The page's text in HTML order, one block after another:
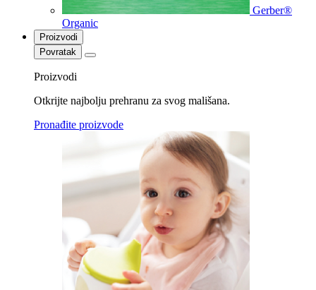
Gerber®
Organic
Proizvodi
Povratak
Proizvodi
Otkrijte najbolju prehranu za svog mališana.
Pronađite proizvode